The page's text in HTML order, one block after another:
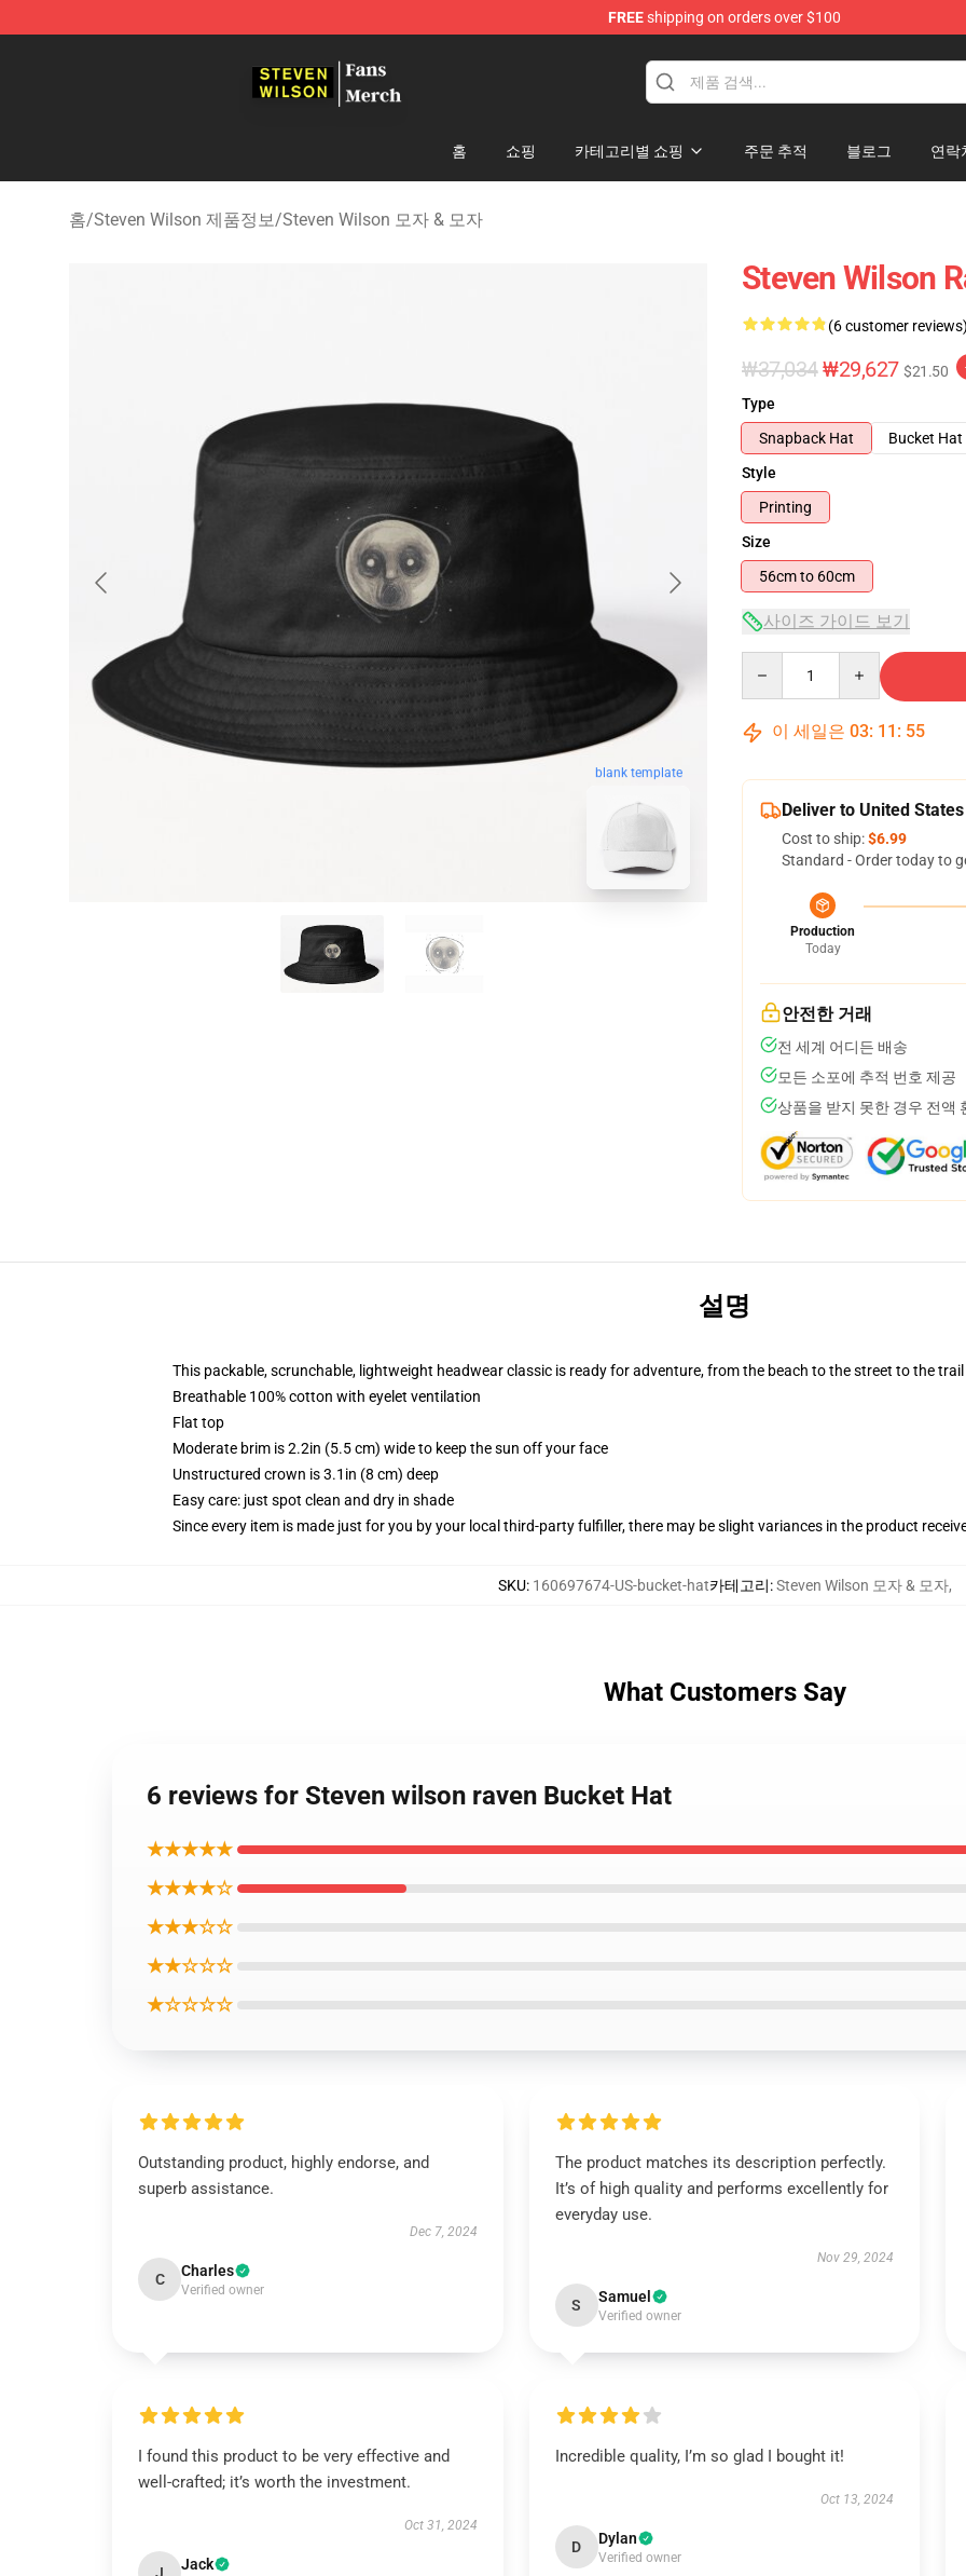
FREEshipping on orders over $100
홈 쇼핑 카테고리별 쇼핑 주문 추적 블로그 연락
홈/Steven Wilson 제품정보/Steven Wilson 모자 & 모자
blank template
Steven Wilson
(6 customer
₩37,034₩29,627 $21.50
Type
Snapback Hat
Bucket Hat
Style
Printing
Size
56cm to 60cm
사이즈 가이드 보기
이 세일은 03: 11 : 54
Deliver to United States
Cost to ship:$6.99
Standard - Order today to
Production
Today
안전한 거래
전 세계 어디든 배송
모든 소포에 추적 번호 제공
상품을 받지 못한 경우 전액
설명
This packable, scrunchable, lightweight headwear classic is ready for adventure, from the beach to the street to the trail
Breathable 100% cotton with eyelet ventilation
Flat top
Moderate brim is 2.2in (5.5 cm) wide to keep the sun off your face
Unstructured crown is 3.1in (8 cm) deep
Easy care: just spot clean and dry in shade
Since every item is made just for you by your local third-party fulfiller, there may be slight variances in the product
SKU: 160697674-US-bucket-hat카테고리:Steven Wilson 모자 & 모자,
What Customers Say
6 reviews for Steven wilson raven Bucket Hat
★★★★★
★★★★☆
★★★☆☆
★★☆☆☆
★☆☆☆☆
Outstanding product, highly endorse, and
superb assistance.
Dec 7, 2024
C Charles
Verified owner
The product matches its description perfectly.
It’s of high quality and performs excellently for
everyday use.
Nov 29, 2024
S Samuel
Verified owner
I found this product to be very effective and
well-crafted; it’s worth the investment.
Oct 31, 2024
Jack
Incredible quality, I’m so glad I bought it!
Oct 13, 2024
D Dylan
Verified owner